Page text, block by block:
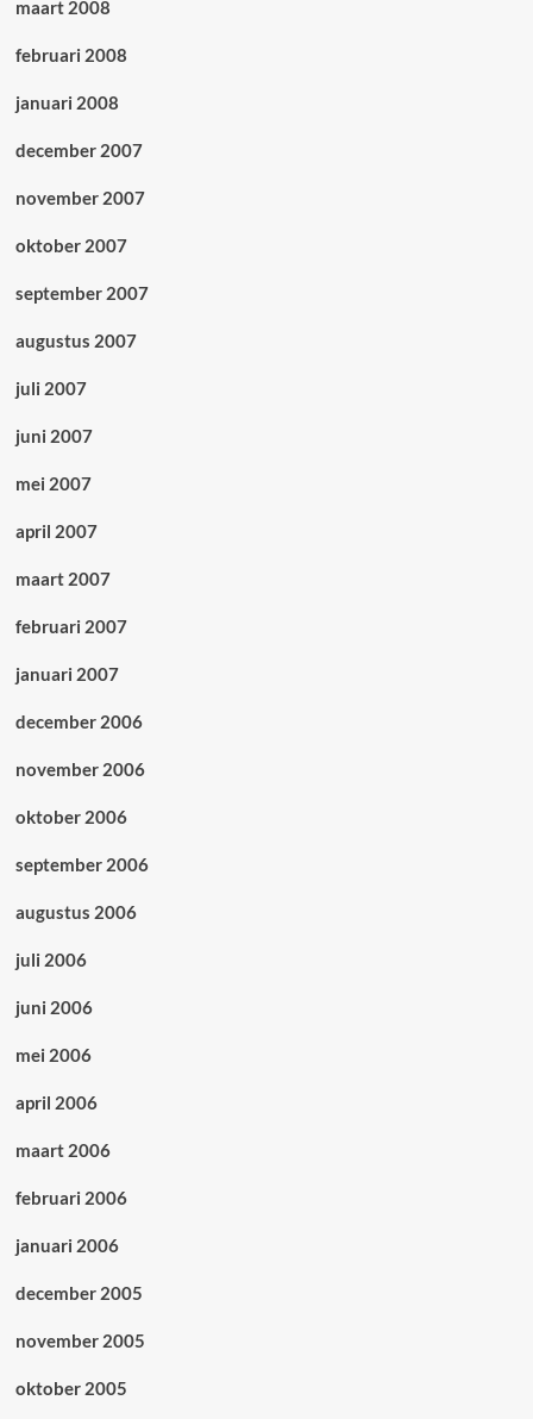
maart 2008
februari 2008
januari 2008
december 2007
november 2007
oktober 2007
september 2007
augustus 2007
juli 2007
juni 2007
mei 2007
april 2007
maart 2007
februari 2007
januari 2007
december 2006
november 2006
oktober 2006
september 2006
augustus 2006
juli 2006
juni 2006
mei 2006
april 2006
maart 2006
februari 2006
januari 2006
december 2005
november 2005
oktober 2005